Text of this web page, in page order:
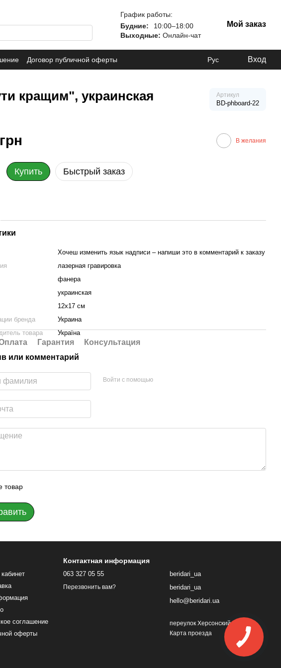
График работы:
Будние:
10:00–18:00
Выходные: Онлайн-чат
Мой заказ
Договор публичной оферты Рус Вход
кращим", украинская Артикул
BD-phboard-22
В желания
Купить Быстрый заказ
Хочеш изменить язык надписи – напиши это в комментарий к заказу
лазерная гравировка
фанера
украинская
12х17 см
бренда
Украина
товара
Україна
Гарантия
Консультация
или комментарий
Войти с помощью
товар
соглашение
оферты
Контактная информация
063 327 05 55
Перезвонить вам?
beridari_ua
beridari_ua
hello@beridari.ua
переулок Херсонский, 1
Карта проезда